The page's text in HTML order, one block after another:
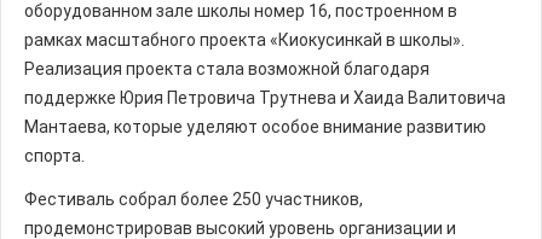
оборудованном зале школы номер 16, построенном в
рамках масштабного проекта «Киокусинкай в школы».
Реализация проекта стала возможной благодаря
поддержке Юрия Петровича Трутнева и Хаида Валитовича
Мантаева, которые уделяют особое внимание развитию
спорта.
Фестиваль собрал более 250 участников,
продемонстрировав высокий уровень организации и